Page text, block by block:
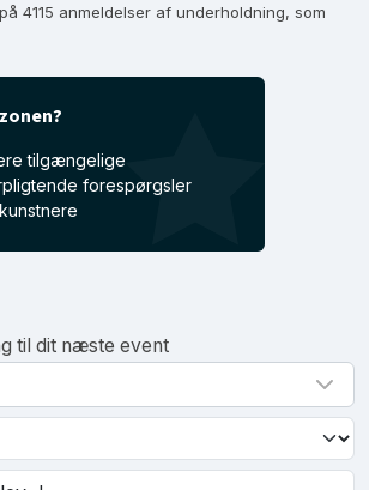
4115 anmeldelser af underholdning, som
tilgængelige
forespørgsler
til dit næste event